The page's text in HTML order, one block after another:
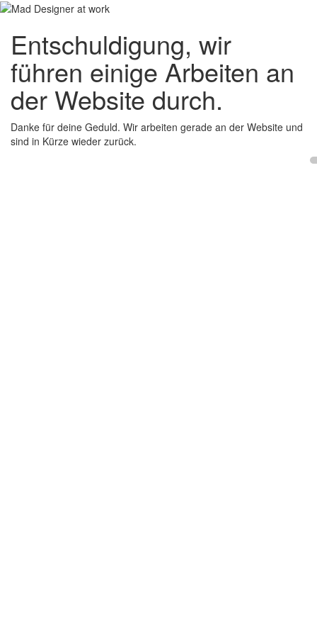
Entschuldigung, wir
führen einige Arbeiten an
der Website durch.
Danke für deine Geduld. Wir arbeiten gerade an der Website und
sind in Kürze wieder zurück.